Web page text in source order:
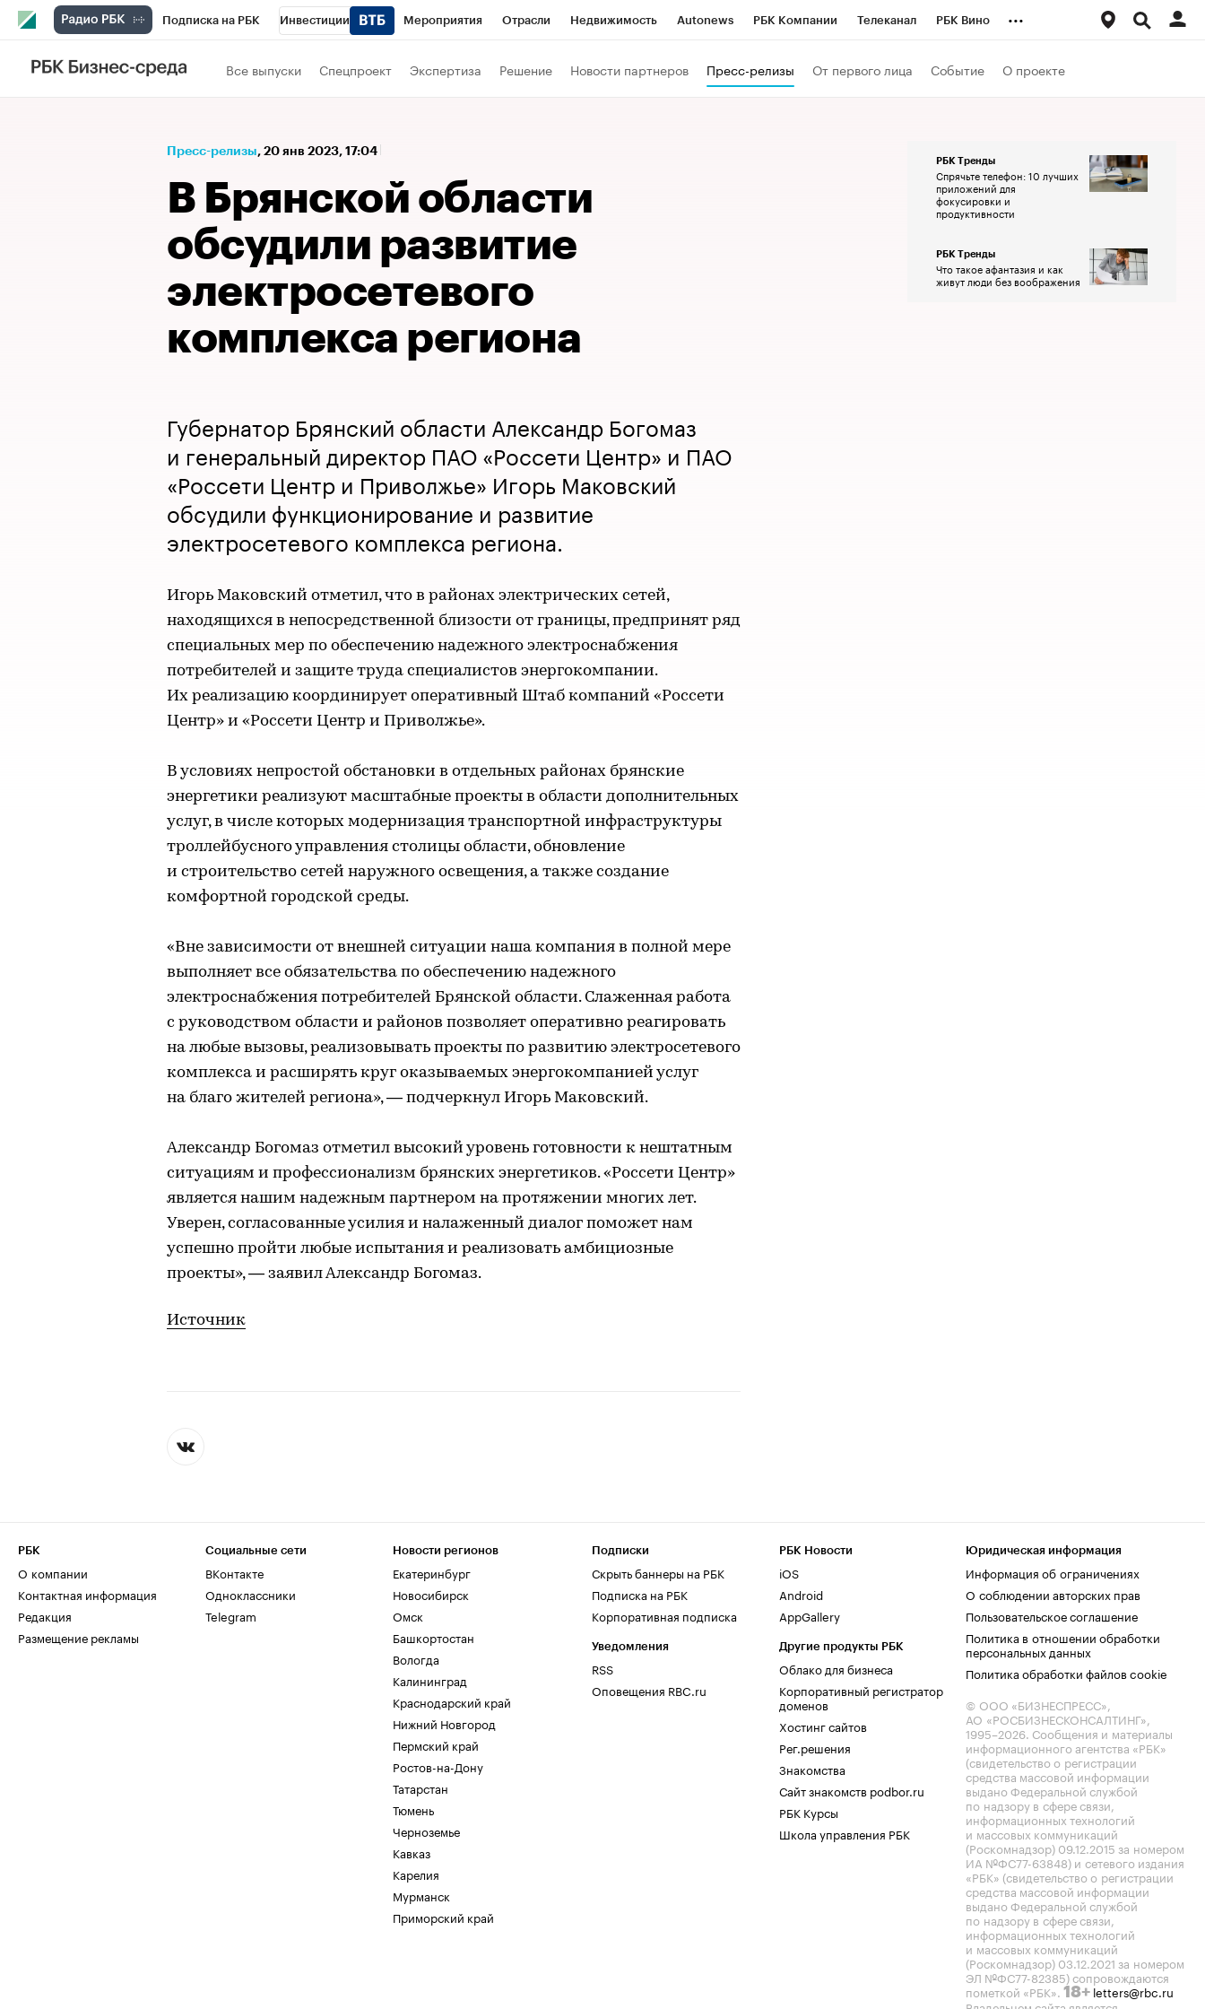
Подписка на РБК Инвестиции Мероприятия Отрасли Недвижимость Autonews РБК Компании Телеканал РБК Вино
Спорт
Технологии и медиа Рынок наличной валюты
...
Все выпуски Спецпроект Экспертиза Решение Новости партнеров Пресс-релизы От первого лица Событие О проекте
Пресс-релизы⁠, 20 янв 2023, 17:04
В Брянской области
обсудили развитие
электросетевого
комплекса региона
Губернатор Брянский области Александр Богомаз
и генеральный директор ПАО «Россети Центр» и ПАО
«Россети Центр и Приволжье» Игорь Маковский
обсудили функционирование и развитие
электросетевого комплекса региона.
Игорь Маковский отметил, что в районах электрических сетей,
находящихся в непосредственной близости от границы, предпринят ряд
специальных мер по обеспечению надежного электроснабжения
потребителей и защите труда специалистов энергокомпании.
Их реализацию координирует оперативный Штаб компаний «Россети
Центр» и «Россети Центр и Приволжье».
В условиях непростой обстановки в отдельных районах брянские
энергетики реализуют масштабные проекты в области дополнительных
услуг, в числе которых модернизация транспортной инфраструктуры
троллейбусного управления столицы области, обновление
и строительство сетей наружного освещения, а также создание
комфортной городской среды.
«Вне зависимости от внешней ситуации наша компания в полной мере
выполняет все обязательства по обеспечению надежного
электроснабжения потребителей Брянской области. Слаженная работа
с руководством области и районов позволяет оперативно реагировать
на любые вызовы, реализовывать проекты по развитию электросетевого
комплекса и расширять круг оказываемых энергокомпанией услуг
на благо жителей региона», — подчеркнул Игорь Маковский.
Александр Богомаз отметил высокий уровень готовности к нештатным
ситуациям и профессионализм брянских энергетиков. «Россети Центр»
является нашим надежным партнером на протяжении многих лет.
Уверен, согласованные усилия и налаженный диалог поможет нам
успешно пройти любые испытания и реализовать амбициозные
проекты», — заявил Александр Богомаз.
Источник
РБК Тренды
Спрячьте телефон: 10 лучших
приложений для
фокусировки и
продуктивности
РБК Тренды
Что такое афантазия и как
живут люди без воображения
РБК
О компании
Контактная информация
Редакция
Размещение рекламы
Социальные сети
ВКонтакте
Одноклассники
Telegram
Новости регионов
Екатеринбург
Новосибирск
Омск
Башкортостан
Вологда
Калининград
Краснодарский край
Нижний Новгород
Пермский край
Ростов-на-Дону
Татарстан
Тюмень
Черноземье
Кавказ
Карелия
Мурманск
Приморский край
Подписки
Скрыть баннеры на РБК
Подписка на РБК
Корпоративная подписка
Уведомления
RSS
Оповещения RBC.ru
РБК Новости
iOS
Android
AppGallery
Другие продукты РБК
Облако для бизнеса
Корпоративный регистратор
доменов
Хостинг сайтов
Рег.решения
Знакомства
Сайт знакомств podbor.ru
РБК Курсы
Школа управления РБК
Юридическая информация
Информация об ограничениях
О соблюдении авторских прав
Пользовательское соглашение
Политика в отношении обработки
персональных данных
Политика обработки файлов cookie
© ООО «БИЗНЕСПРЕСС»,
АО «РОСБИЗНЕСКОНСАЛТИНГ»,
1995–2026. Сообщения и материалы
информационного агентства «РБК»
(свидетельство о регистрации
средства массовой информации
выдано Федеральной службой
по надзору в сфере связи,
информационных технологий
и массовых коммуникаций
(Роскомнадзор) 09.12.2015 за номером
ИА №ФС77-63848) и сетевого издания
«РБК» (свидетельство о регистрации
средства массовой информации
выдано Федеральной службой
по надзору в сфере связи,
информационных технологий
и массовых коммуникаций
(Роскомнадзор) 03.12.2021 за номером
ЭЛ №ФС77-82385) сопровождаются
пометкой «РБК». 18+ letters@rbc.ru